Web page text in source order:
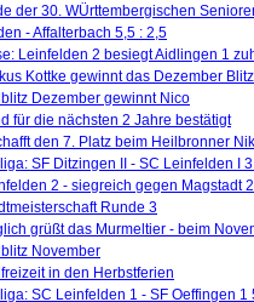
der 30. WÜrttembergischen
- Affalterbach 5,5 : 2,5
Leinfelden 2 besiegt Aidlingen 1
Kottke gewinnt das Dezember
Dezember gewinnt Nico
für die nächsten 2 Jahre bestätigt
den 7. Platz beim Heilbronner
SF Ditzingen II - SC Leinfelden I
2 - siegreich gegen Magstadt 2
Runde 3
grüßt das Murmeltier - beim
November
in den Herbstferien
SC Leinfelden 1 - SF Oeffingen 1